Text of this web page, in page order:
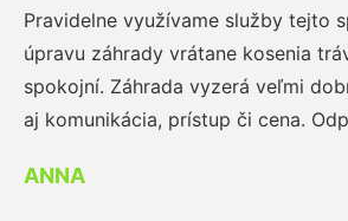
Pravidelne využívame služby tejto
úpravu záhrady vrátane kosenia
spokojní. Záhrada vyzerá veľmi
aj komunikácia, prístup či cena.
ANNA